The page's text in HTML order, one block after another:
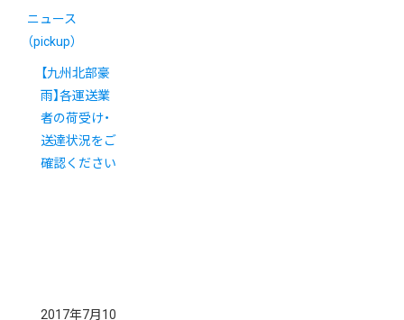
ニュース
（pickup）
【九州北部豪
雨】各運送業
者の荷受け・
送達状況をご
確認ください
2017年7月10